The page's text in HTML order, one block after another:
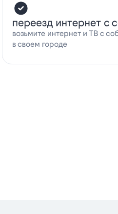
переезд интернет с
возьмите интернет и ТВ с
в своем городе